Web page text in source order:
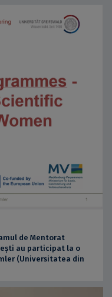
de Mentorat
au participat la o
(Universitatea din